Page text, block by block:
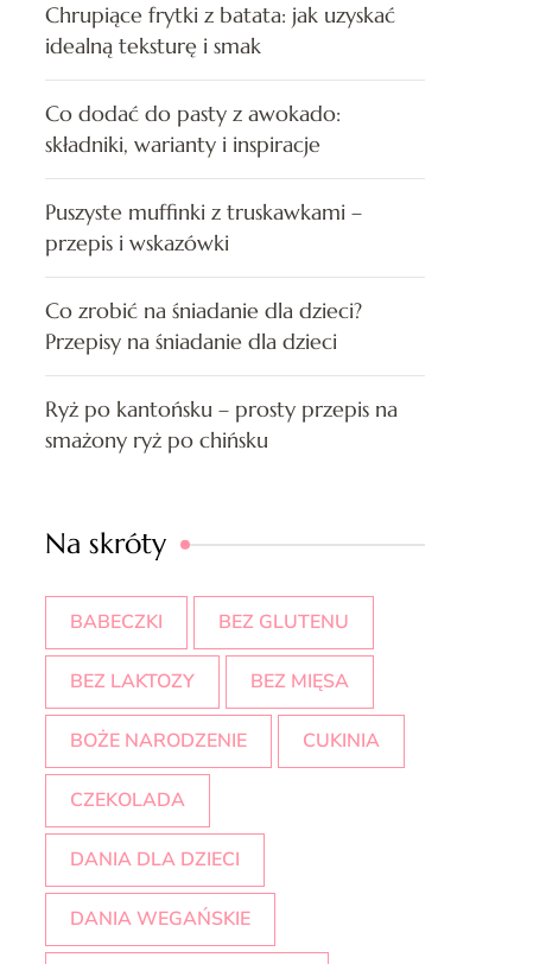
Chrupiące frytki z batata: jak uzyskać
idealną teksturę i smak
Co dodać do pasty z awokado:
składniki, warianty i inspiracje
Puszyste muffinki z truskawkami –
przepis i wskazówki
Co zrobić na śniadanie dla dzieci?
Przepisy na śniadanie dla dzieci
Ryż po kantońsku – prosty przepis na
smażony ryż po chińsku
Na skróty
BABECZKI BEZ GLUTENU
BEZ LAKTOZY BEZ MIĘSA
BOŻE NARODZENIE CUKINIA
CZEKOLADA
DANIA DLA DZIECI
DANIA WEGAŃSKIE